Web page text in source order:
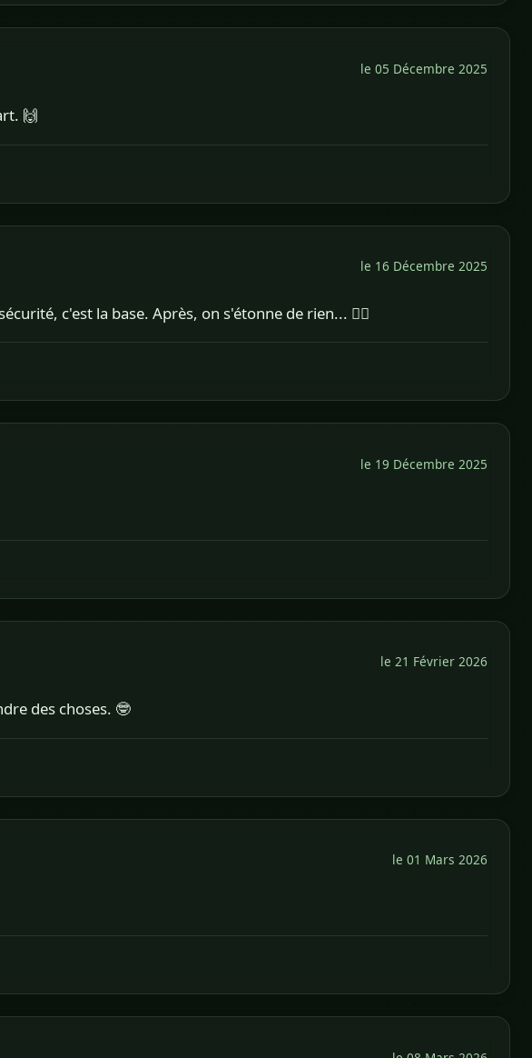
le 05 Décembre 2025
🙌
le 16 Décembre 2025
c'est la base. Après, on s'étonne de rien... 🤦‍♂️
le 19 Décembre 2025
le 21 Février 2026
des choses. 🤓
le 01 Mars 2026